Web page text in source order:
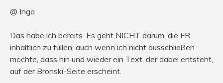
@ Inga
Das habe ich bereits. Es geht NICHT darum, die FR
inhaltlich zu füllen, auch wenn ich nicht ausschließen
möchte, dass hin und wieder ein Text, der dabei entsteht,
auf der Bronski-Seite erscheint.